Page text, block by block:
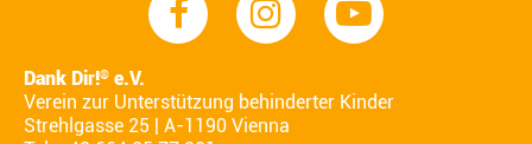
Dank Dir!® e.V.
Verein zur Unterstützung behinderter Kinder
Strehlgasse 25 | A-1190 Vienna